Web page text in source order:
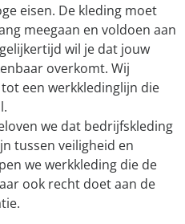
eisen. De kleding moet
meegaan en voldoen aan
wil je dat jouw
overkomt. Wij
een werkkledinglijn die
we dat bedrijfskleding
tussen veiligheid en
we werkkleding die de
ook recht doet aan de